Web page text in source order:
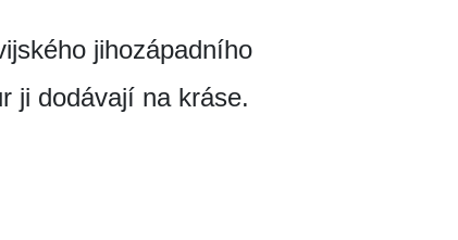
jihozápadního
ji dodávají na kráse.